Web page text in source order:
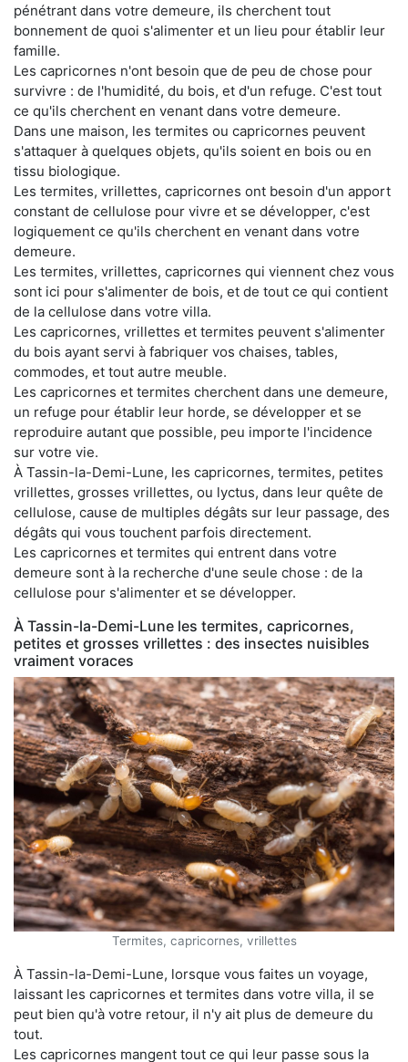
pénétrant dans votre demeure, ils cherchent tout
bonnement de quoi s'alimenter et un lieu pour établir leur
famille.
Les capricornes n'ont besoin que de peu de chose pour
survivre : de l'humidité, du bois, et d'un refuge. C'est tout
ce qu'ils cherchent en venant dans votre demeure.
Dans une maison, les termites ou capricornes peuvent
s'attaquer à quelques objets, qu'ils soient en bois ou en
tissu biologique.
Les termites, vrillettes, capricornes ont besoin d'un apport
constant de cellulose pour vivre et se développer, c'est
logiquement ce qu'ils cherchent en venant dans votre
demeure.
Les termites, vrillettes, capricornes qui viennent chez vous
sont ici pour s'alimenter de bois, et de tout ce qui contient
de la cellulose dans votre villa.
Les capricornes, vrillettes et termites peuvent s'alimenter
du bois ayant servi à fabriquer vos chaises, tables,
commodes, et tout autre meuble.
Les capricornes et termites cherchent dans une demeure,
un refuge pour établir leur horde, se développer et se
reproduire autant que possible, peu importe l'incidence
sur votre vie.
À Tassin-la-Demi-Lune, les capricornes, termites, petites
vrillettes, grosses vrillettes, ou lyctus, dans leur quête de
cellulose, cause de multiples dégâts sur leur passage, des
dégâts qui vous touchent parfois directement.
Les capricornes et termites qui entrent dans votre
demeure sont à la recherche d'une seule chose : de la
cellulose pour s'alimenter et se développer.
À Tassin-la-Demi-Lune les termites, capricornes,
petites et grosses vrillettes : des insectes nuisibles
vraiment voraces
Termites, capricornes, vrillettes
À Tassin-la-Demi-Lune, lorsque vous faites un voyage,
laissant les capricornes et termites dans votre villa, il se
peut bien qu'à votre retour, il n'y ait plus de demeure du
tout.
Les capricornes mangent tout ce qui leur passe sous la